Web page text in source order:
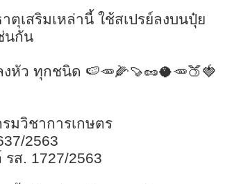
ตุเสริมเหล่านี้ ใช้สเปรย์ลงบนปุ๋ย
นกัน
ว ทุกชนิด 🍉🥕🌽🍠🥜🥥🥕🍑🍓
มวิชาการเกษตร
2563
รส. 1727/2563